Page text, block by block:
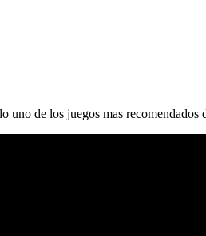
de los juegos mas recomendados